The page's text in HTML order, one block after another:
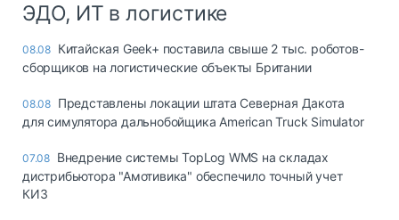
ЭДО, ИТ в логистике
08.08 Китайская Geek+ поставила свыше 2 тыс. роботов-
сборщиков на логистические объекты Британии
08.08 Представлены локации штата Северная Дакота
для симулятора дальнобойщика American Truck Simulator
07.08 Внедрение системы TopLog WMS на складах
дистрибьютора "Амотивика" обеспечило точный учет
КИЗ